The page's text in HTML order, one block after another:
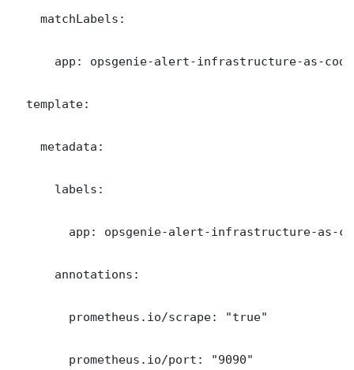
    matchLabels:
      app: opsgenie-alert-infrastructure-as-code
  template:
    metadata:
      labels:
app: opsgenie-alert-infrastructure-as-
      annotations:
        prometheus.io/scrape: "true"
        prometheus.io/port: "9090"